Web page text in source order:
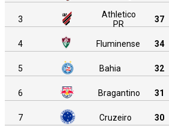
3
Athletico
PR
37
4 Fluminense 34
5 Bahia 32
6 Bragantino 31
7 Cruzeiro 30